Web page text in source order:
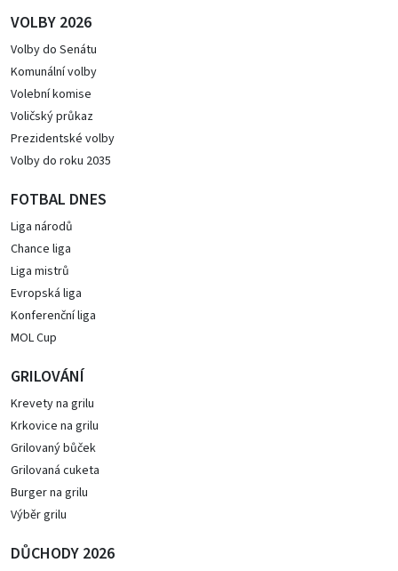
VOLBY 2026
Volby do Senátu
Komunální volby
Volební komise
Voličský průkaz
Prezidentské volby
Volby do roku 2035
FOTBAL DNES
Liga národů
Chance liga
Liga mistrů
Evropská liga
Konferenční liga
MOL Cup
GRILOVÁNÍ
Krevety na grilu
Krkovice na grilu
Grilovaný bůček
Grilovaná cuketa
Burger na grilu
Výběr grilu
DŮCHODY 2026